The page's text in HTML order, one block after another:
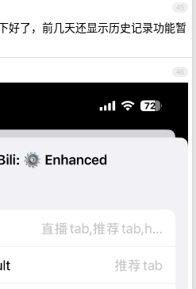
45
好了，前几天还显示历史记录功能暂
46